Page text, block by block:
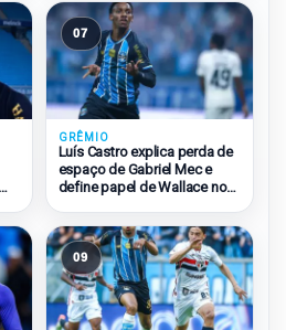
07
GRÊMIO
Luís Castro explica perda de
espaço de Gabriel Mec e
define papel de Wallace no
09